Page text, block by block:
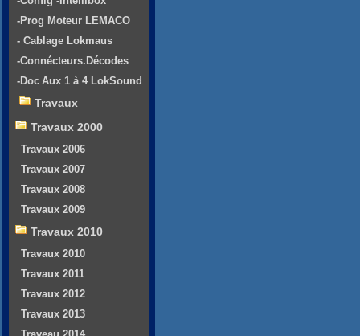
-Prog Moteur LEMACO
- Cablage Lokmaus
-Connécteurs.Décodes
-Doc Aux 1 à 4 LokSound
Travaux
Travaux 2000
Travaux 2006
Travaux 2007
Travaux 2008
Travaux 2009
Travaux 2010
Travaux 2010
Travaux 2011
Travaux 2012
Travaux 2013